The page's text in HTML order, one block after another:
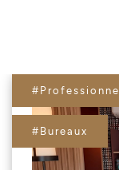
#Professionnel
#Bureaux